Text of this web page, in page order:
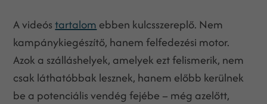
A videóstartalom ebben kulcsszereplő. Nem
kampánykiegészítő, hanem felfedezési motor.
Azok a szálláshelyek, amelyek ezt felismerik, nem
csak láthatóbbak lesznek, hanem előbb kerülnek
be a potenciális vendég fejébe – még azelőtt,